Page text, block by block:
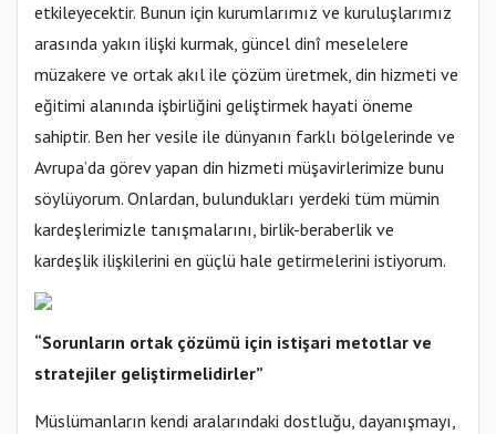
etkileyecektir. Bunun için kurumlarımız ve kuruluşlarımız
arasında yakın ilişki kurmak, güncel dinî meselelere
müzakere ve ortak akıl ile çözüm üretmek, din hizmeti ve
eğitimi alanında işbirliğini geliştirmek hayati öneme
sahiptir. Ben her vesile ile dünyanın farklı bölgelerinde ve
Avrupa’da görev yapan din hizmeti müşavirlerimize bunu
söylüyorum. Onlardan, bulundukları yerdeki tüm mümin
kardeşlerimizle tanışmalarını, birlik-beraberlik ve
kardeşlik ilişkilerini en güçlü hale getirmelerini istiyorum.
“Sorunların ortak çözümü için istişari metotlar ve
stratejiler geliştirmelidirler”
Müslümanların kendi aralarındaki dostluğu, dayanışmayı,